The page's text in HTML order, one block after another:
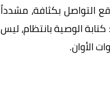
التواصل بكثافة، مشدداً
كتابة الوصية بانتظام، ليس
الأوان.